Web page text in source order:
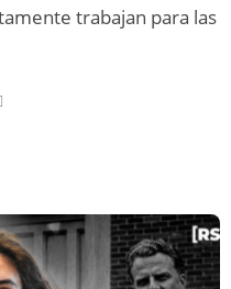
trabajan para las